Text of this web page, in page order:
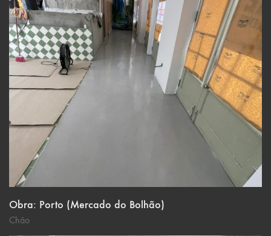
Obra: Porto (Mercado do Bolhão)
Chão